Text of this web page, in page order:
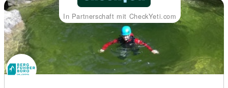
In Partnerschaft mit CheckYeti.com